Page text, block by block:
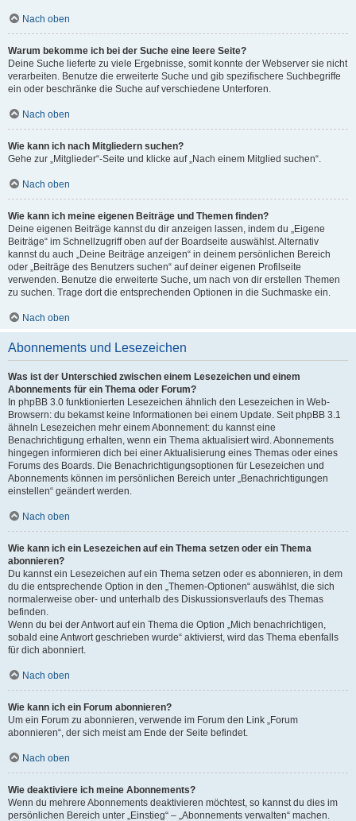
Nach oben
Warum bekomme ich bei der Suche eine leere Seite?
Deine Suche lieferte zu viele Ergebnisse, somit konnte der Webserver sie nicht
verarbeiten. Benutze die erweiterte Suche und gib spezifischere Suchbegriffe
ein oder beschränke die Suche auf verschiedene Unterforen.
Nach oben
Wie kann ich nach Mitgliedern suchen?
Gehe zur „Mitglieder“-Seite und klicke auf „Nach einem Mitglied suchen“.
Nach oben
Wie kann ich meine eigenen Beiträge und Themen finden?
Deine eigenen Beiträge kannst du dir anzeigen lassen, indem du „Eigene
Beiträge“ im Schnellzugriff oben auf der Boardseite auswählst. Alternativ
kannst du auch „Deine Beiträge anzeigen“ in deinem persönlichen Bereich
oder „Beiträge des Benutzers suchen“ auf deiner eigenen Profilseite
verwenden. Benutze die erweiterte Suche, um nach von dir erstellen Themen
zu suchen. Trage dort die entsprechenden Optionen in die Suchmaske ein.
Nach oben
Abonnements und Lesezeichen
Was ist der Unterschied zwischen einem Lesezeichen und einem
Abonnements für ein Thema oder Forum?
In phpBB 3.0 funktionierten Lesezeichen ähnlich den Lesezeichen in Web-
Browsern: du bekamst keine Informationen bei einem Update. Seit phpBB 3.1
ähneln Lesezeichen mehr einem Abonnement: du kannst eine
Benachrichtigung erhalten, wenn ein Thema aktualisiert wird. Abonnements
hingegen informieren dich bei einer Aktualisierung eines Themas oder eines
Forums des Boards. Die Benachrichtigungsoptionen für Lesezeichen und
Abonnements können im persönlichen Bereich unter „Benachrichtigungen
einstellen“ geändert werden.
Nach oben
Wie kann ich ein Lesezeichen auf ein Thema setzen oder ein Thema
abonnieren?
Du kannst ein Lesezeichen auf ein Thema setzen oder es abonnieren, in dem
du die entsprechende Option in den „Themen-Optionen“ auswählst, die sich
normalerweise ober- und unterhalb des Diskussionsverlaufs des Themas
befinden.
Wenn du bei der Antwort auf ein Thema die Option „Mich benachrichtigen,
sobald eine Antwort geschrieben wurde“ aktivierst, wird das Thema ebenfalls
für dich abonniert.
Nach oben
Wie kann ich ein Forum abonnieren?
Um ein Forum zu abonnieren, verwende im Forum den Link „Forum
abonnieren“, der sich meist am Ende der Seite befindet.
Nach oben
Wie deaktiviere ich meine Abonnements?
Wenn du mehrere Abonnements deaktivieren möchtest, so kannst du dies im
persönlichen Bereich unter „Einstieg“ – „Abonnements verwalten“ machen.